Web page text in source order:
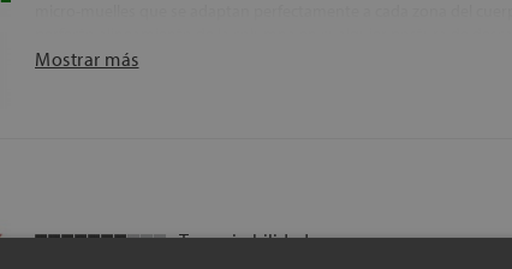
FIRMEZA: Media-alta, la favorita del 80% de los durmientes
Mostrar más
Transpirabilidad